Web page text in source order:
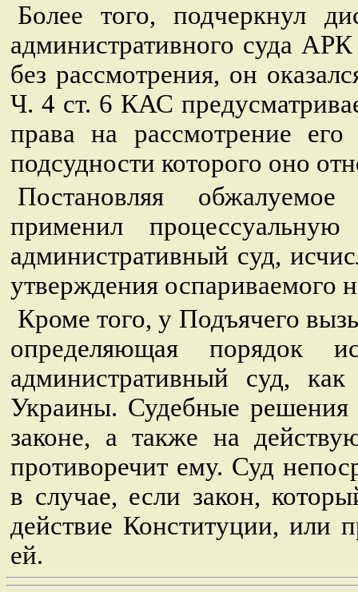
Более того, подчеркнул
административного суда
без рассмотрения, он
Ч. 4 ст. 6 КАС
права на рассмотрение
подсудности которого оно
Постановляя
применил
административный суд,
утверждения оспариваемого
Кроме того, у Подъячего
определяющая порядок
административный суд,
Украины. Судебные
законе, а также на
противоречит ему. Суд
в случае, если закон,
действие Конституции, или
ей.